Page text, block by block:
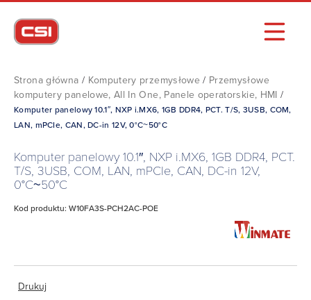
Strona główna / Komputery przemysłowe / Przemysłowe
komputery panelowe, All In One, Panele operatorskie, HMI /
Komputer panelowy 10.1″, NXP i.MX6, 1GB DDR4, PCT. T/S, 3USB, COM,
LAN, mPCIe, CAN, DC-in 12V, 0°C~50°C
Komputer panelowy 10.1″, NXP i.MX6, 1GB DDR4, PCT.
T/S, 3USB, COM, LAN, mPCIe, CAN, DC-in 12V,
0°C~50°C
Kod produktu: W10FA3S-PCH2AC-POE
Drukuj